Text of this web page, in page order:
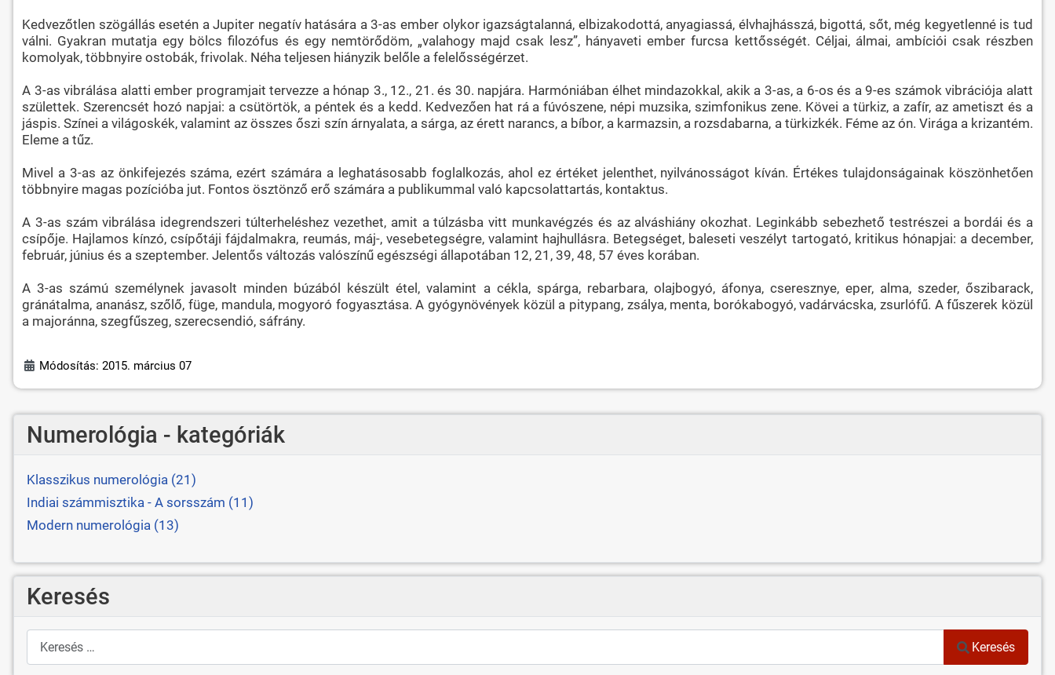
Kedvezőtlen szögállás esetén a Jupiter negatív hatására a 3-as ember olykor igazságtalanná, elbizakodottá, anyagiassá, élvhajhásszá, bigottá, sőt, még kegyetlenné is tud
válni. Gyakran mutatja egy bölcs filozófus és egy nemtörődöm, „valahogy majd csak lesz”, hányaveti ember furcsa kettősségét. Céljai, álmai, ambíciói csak részben
komolyak, többnyire ostobák, frivolak. Néha teljesen hiányzik belőle a felelősségérzet.
A 3-as vibrálása alatti ember programjait tervezze a hónap 3., 12., 21. és 30. napjára. Harmóniában élhet mindazokkal, akik a 3-as, a 6-os és a 9-es számok vibrációja alatt
születtek. Szerencsét hozó napjai: a csütörtök, a péntek és a kedd. Kedvezően hat rá a fúvószene, népi muzsika, szimfonikus zene. Kövei a türkiz, a zafír, az ametiszt és a
jáspis. Színei a világoskék, valamint az összes őszi szín árnyalata, a sárga, az érett narancs, a bíbor, a karmazsin, a rozsdabarna, a türkizkék. Féme az ón. Virága a krizantém.
Eleme a tűz.
Mivel a 3-as az önkifejezés száma, ezért számára a leghatásosabb foglalkozás, ahol ez értéket jelenthet, nyilvánosságot kíván. Értékes tulajdonságainak köszönhetően
többnyire magas pozícióba jut. Fontos ösztönző erő számára a publikummal való kapcsolattartás, kontaktus.
A 3-as szám vibrálása idegrendszeri túlterheléshez vezethet, amit a túlzásba vitt munkavégzés és az alváshiány okozhat. Leginkább sebezhető testrészei a bordái és a
csípője. Hajlamos kínzó, csípőtáji fájdalmakra, reumás, máj-, vesebetegségre, valamint hajhullásra. Betegséget, baleseti veszélyt tartogató, kritikus hónapjai: a december,
február, június és a szeptember. Jelentős változás valószínű egészségi állapotában 12, 21, 39, 48, 57 éves korában.
A 3-as számú személynek javasolt minden búzából készült étel, valamint a cékla, spárga, rebarbara, olajbogyó, áfonya, cseresznye, eper, alma, szeder, őszibarack,
gránátalma, ananász, szőlő, füge, mandula, mogyoró fogyasztása. A gyógynövények közül a pitypang, zsálya, menta, borókabogyó, vadárvácska, zsurlófű. A fűszerek közül
a majoránna, szegfűszeg, szerecsendió, sáfrány.
Módosítás: 2015. március 07
Numerológia - kategóriák
Klasszikus numerológia (21)
Indiai számmisztika - A sorsszám (11)
Modern numerológia (13)
Keresés
Keresés
Keresés